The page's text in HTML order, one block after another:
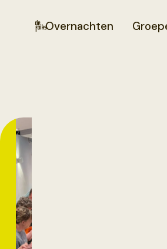
Overnachten
Tafel
om